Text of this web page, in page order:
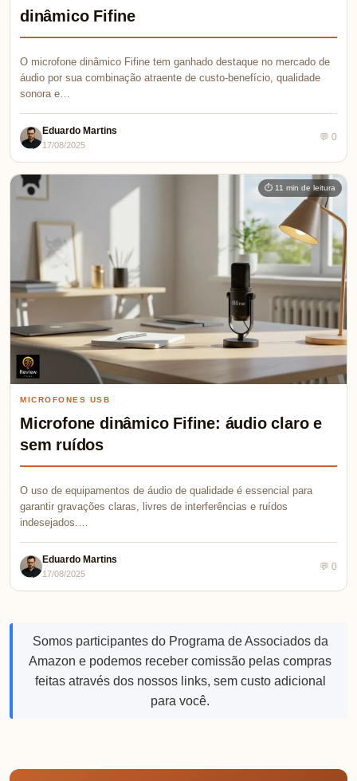
dinâmico Fifine
O microfone dinâmico Fifine tem ganhado destaque no mercado de
áudio por sua combinação atraente de custo-benefício, qualidade
sonora e…
Eduardo Martins
17/08/2025
💬 0
⏱ 11 min de leitura
MICROFONES USB
Microfone dinâmico Fifine: áudio claro e
sem ruídos
O uso de equipamentos de áudio de qualidade é essencial para
garantir gravações claras, livres de interferências e ruídos
indesejados.…
Eduardo Martins
17/08/2025
💬 0
Somos participantes do Programa de Associados da
Amazon e podemos receber comissão pelas compras
feitas através dos nossos links, sem custo adicional
para você.